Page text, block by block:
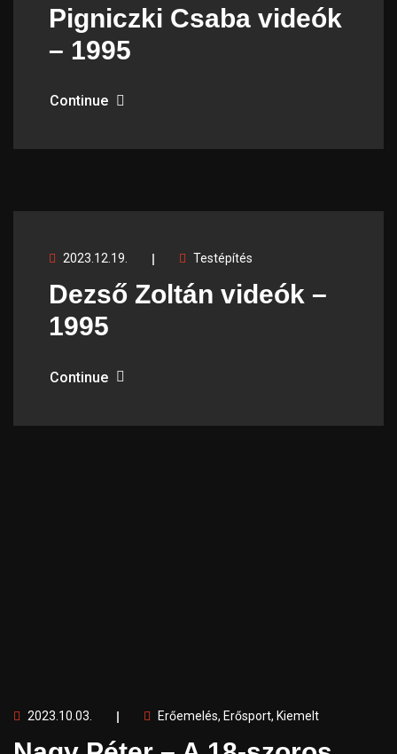
Pigniczki Csaba videók
– 1995
Continue
2023.12.19. Testépítés
Dezső Zoltán videók –
1995
Continue
2023.10.03. Erőemelés, Erősport, Kiemelt